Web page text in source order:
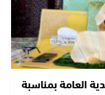
العامة بمناسبة